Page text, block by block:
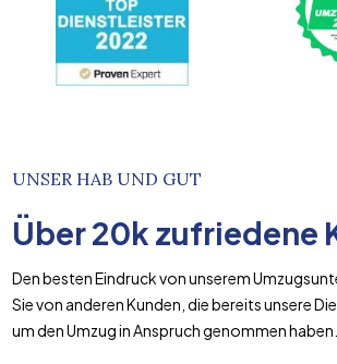
UNSER HAB UND GUT
Über20k zufriedene
Den besten Eindruck von unserem
Sie von anderen Kunden, die bereits unsere
um den Umzug in Anspruch genommen haben.